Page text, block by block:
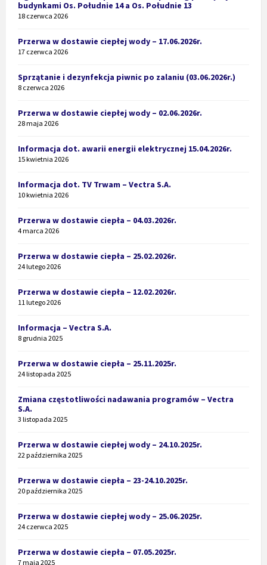
budynkami Os. Południe 14 a Os. Południe 13
18 czerwca 2026
Przerwa w dostawie ciepłej wody – 17.06.2026r.
17 czerwca 2026
Sprzątanie i dezynfekcja piwnic po zalaniu (03.06.2026r.)
8 czerwca 2026
Przerwa w dostawie ciepłej wody – 02.06.2026r.
28 maja 2026
Informacja dot. awarii energii elektrycznej 15.04.2026r.
15 kwietnia 2026
Informacja dot. TV Trwam – Vectra S.A.
10 kwietnia 2026
Przerwa w dostawie ciepła – 04.03.2026r.
4 marca 2026
Przerwa w dostawie ciepła – 25.02.2026r.
24 lutego 2026
Przerwa w dostawie ciepła – 12.02.2026r.
11 lutego 2026
Informacja – Vectra S.A.
8 grudnia 2025
Przerwa w dostawie ciepła – 25.11.2025r.
24 listopada 2025
Zmiana częstotliwości nadawania programów – Vectra
S.A.
3 listopada 2025
Przerwa w dostawie ciepłej wody – 24.10.2025r.
22 października 2025
Przerwa w dostawie ciepła – 23-24.10.2025r.
20 października 2025
Przerwa w dostawie ciepłej wody – 25.06.2025r.
24 czerwca 2025
Przerwa w dostawie ciepła – 07.05.2025r.
7 maja 2025